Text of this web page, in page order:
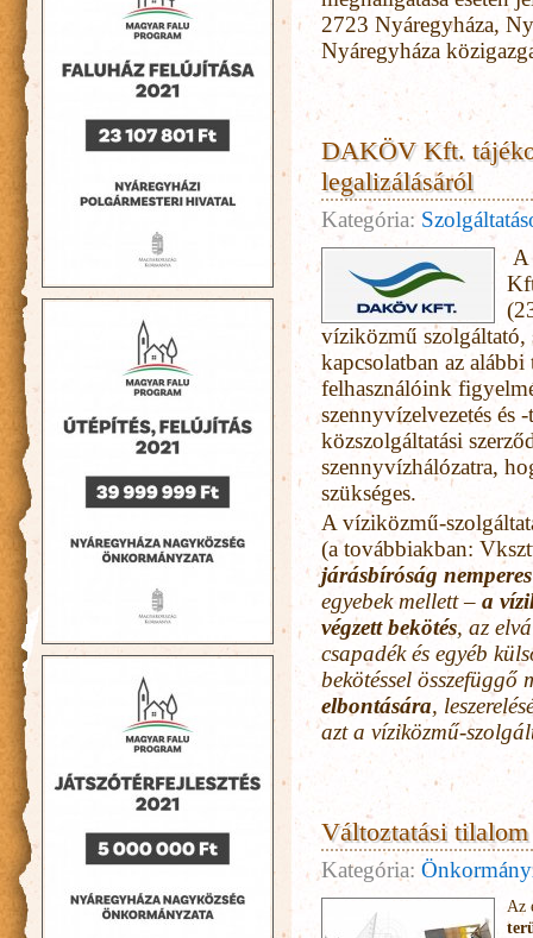
2723 Nyáregyháza,
Nyáregyháza
DAKÖV Kft.
legalizálásáról
Kategória:
A
víziközmű szolgáltató,
kapcsolatban az
felhasználóink
szennyvízelvezetés és
közszolgáltatási
szennyvízhálózatra,
szükséges.
A víziközmű-
(a továbbiakban:
járásbíróság
egyebek mellett – a
végzett bekötés, az
csapadék és egyéb
bekötéssel összefüggő
elbontására,
azt a víziközmű-
Változtatási tilalom
Kategória:
Az